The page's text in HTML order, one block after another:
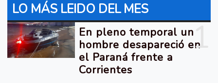
LO MÁS LEIDO DEL MES
1
En pleno temporal un
hombre desapareció en
el Paraná frente a
Corrientes